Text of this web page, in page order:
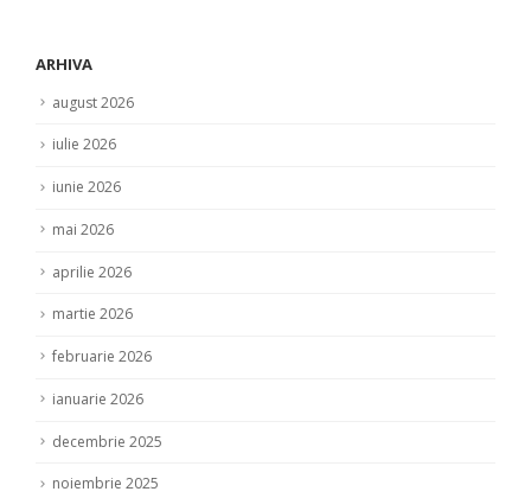
ARHIVA
august 2026
iulie 2026
iunie 2026
mai 2026
aprilie 2026
martie 2026
februarie 2026
ianuarie 2026
decembrie 2025
noiembrie 2025